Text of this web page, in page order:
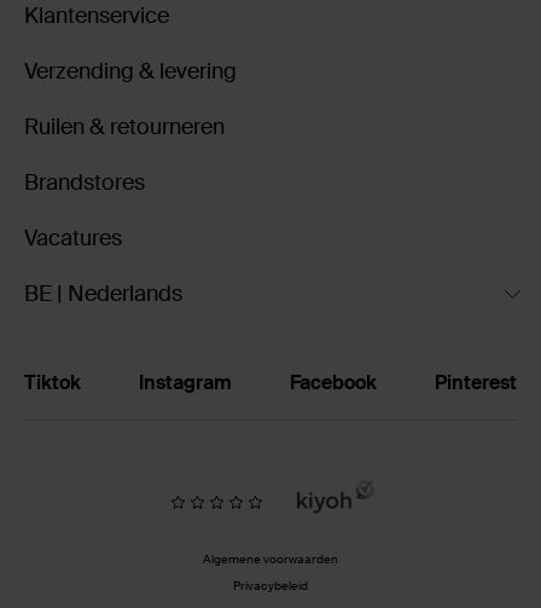
Klantenservice
Verzending & levering
Ruilen & retourneren
Brandstores
Vacatures
BE | Nederlands
Tiktok Instagram Facebook Pinterest
Algemene voorwaarden
Privacybeleid